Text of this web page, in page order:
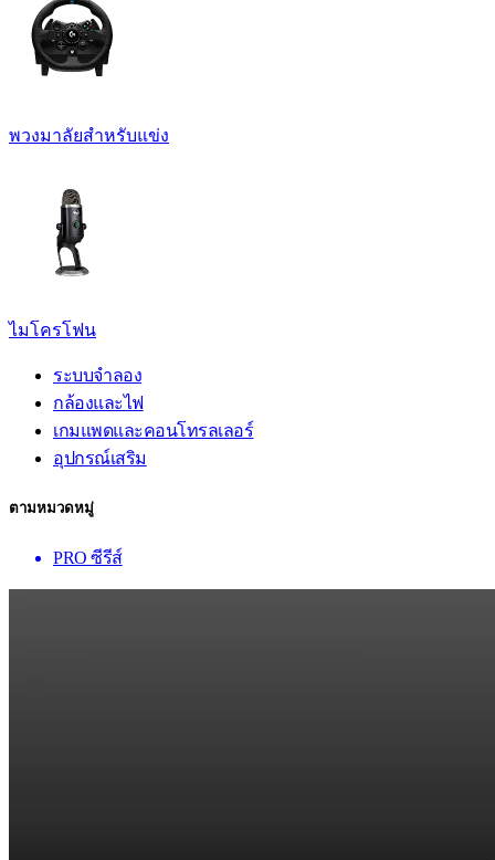
พวงมาลัยสำหรับแข่ง
ไมโครโฟน
ระบบจำลอง
กล้องและไฟ
เกมแพดและคอนโทรลเลอร์
อุปกรณ์เสริม
ตามหมวดหมู่
PRO ซีรีส์